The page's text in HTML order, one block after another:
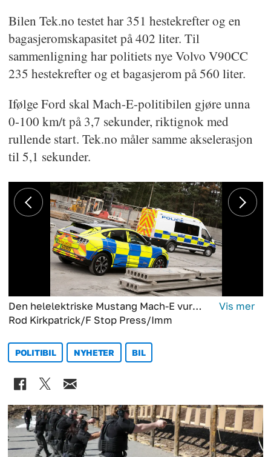
Bilen Tek.no testet har 351 hestekrefter og en
bagasjeromskapasitet på 402 liter. Til
sammenligning har politiets nye Volvo V90CC
235 hestekrefter og et bagasjerom på 560 liter.
Ifølge Ford skal Mach-E-politibilen gjøre unna
0-100 km/t på 3,7 sekunder, riktignok med
rullende start. Tek.no måler samme akselerasjon
til 5,1 sekunder.
Den helelektriske Mustang Mach-E vurderes som politibil av britisk politi.
Rod Kirkpatrick/F Stop Press/Imm
POLITIBIL NYHETER BIL